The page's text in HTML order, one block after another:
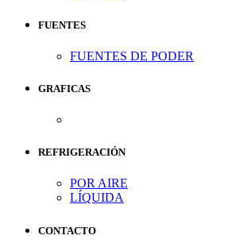
FUENTES
FUENTES DE PODER
GRAFICAS
REFRIGERACIÓN
POR AIRE
LÍQUIDA
CONTACTO